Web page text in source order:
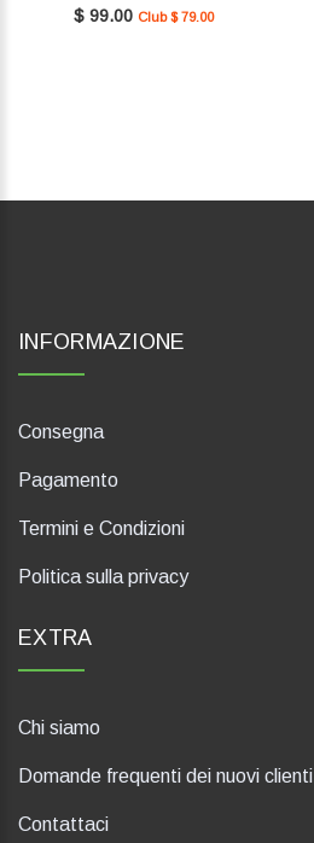
$ 99.00 Club $ 79.00
INFORMAZIONE
Consegna
Pagamento
Termini e Condizioni
Politica sulla privacy
EXTRA
Chi siamo
Domande frequenti dei nuovi clienti
Contattaci